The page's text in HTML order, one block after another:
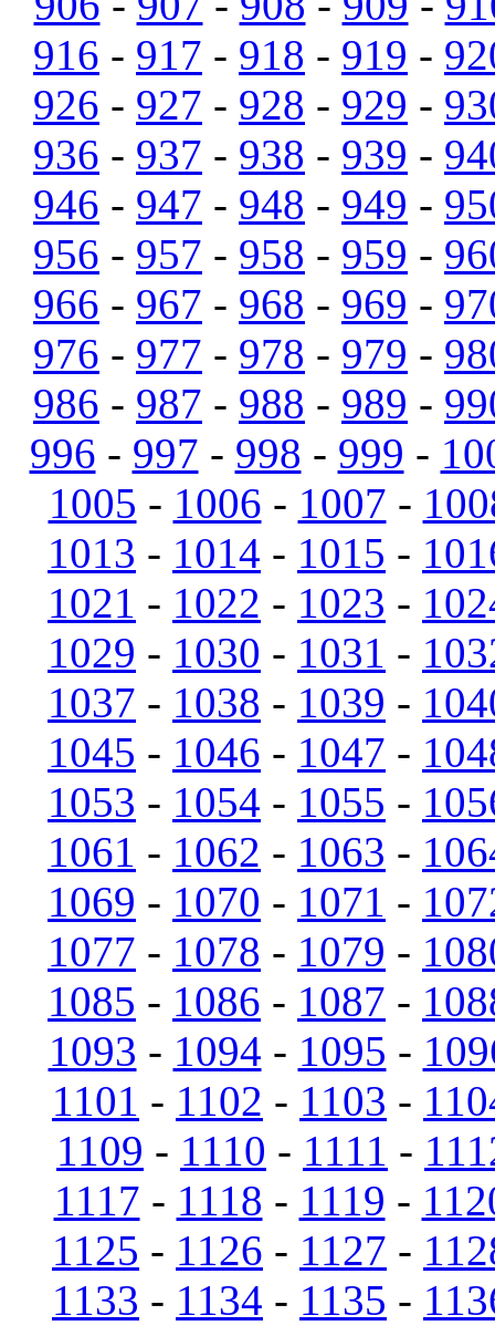
916 - 917 - 918 - 919 -
926 - 927 - 928 - 929 -
936 - 937 - 938 - 939 -
946 - 947 - 948 - 949 -
956 - 957 - 958 - 959 -
966 - 967 - 968 - 969 -
976 - 977 - 978 - 979 -
986 - 987 - 988 - 989 -
996 - 997 - 998 - 999 -
1005 - 1006 - 1007 -
1013 - 1014 - 1015 -
1021 - 1022 - 1023 -
1029 - 1030 - 1031 -
1037 - 1038 - 1039 -
1045 - 1046 - 1047 -
1053 - 1054 - 1055 -
1061 - 1062 - 1063 -
1069 - 1070 - 1071 -
1077 - 1078 - 1079 -
1085 - 1086 - 1087 -
1093 - 1094 - 1095 -
1101 - 1102 - 1103 -
1109 - 1110 - 1111 -
1117 - 1118 - 1119 -
1125 - 1126 - 1127 -
1133 - 1134 - 1135 -